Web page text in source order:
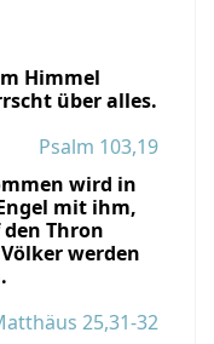
Himmel
über alles.
Psalm 103,19
wird in
mit ihm,
Thron
werden
25,31-32